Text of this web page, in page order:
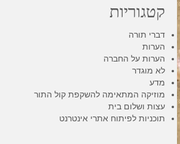
קטגוריות
דברי תורה
הערות
הערות על החברה
לא מוגדר
מדע
מוזיקה המתאימה להשקפת קול התור
עצות ושלום בית
תוכניות לפיתוח אתרי אינטרנט